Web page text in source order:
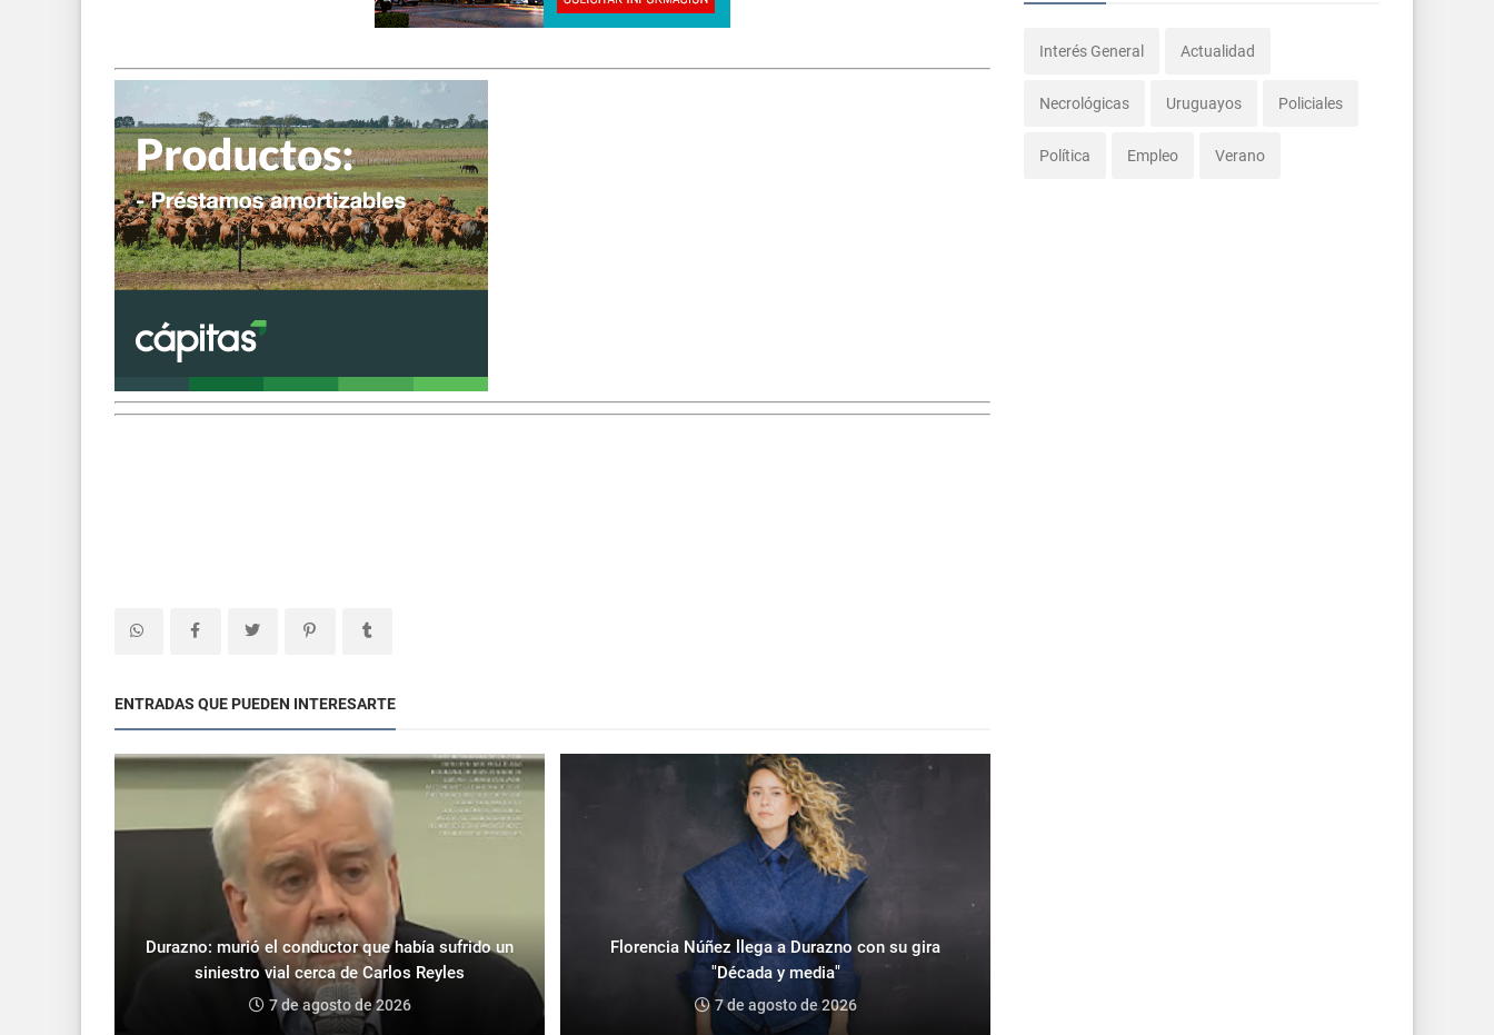
ENTRADAS QUE PUEDEN INTERESARTE
Durazno: murió el conductor que había sufrido un
siniestro vial cerca de Carlos Reyles
7 de agosto de 2026
Florencia Núñez llega a Durazno con su gira
"Década y media"
7 de agosto de 2026
Interés General Actualidad
Necrológicas Uruguayos Policiales
Política Empleo Verano